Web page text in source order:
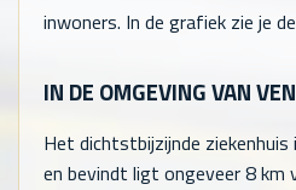
inwoners. In de grafiek zie je
IN DE OMGEVING VAN
Het dichtstbijzijnde ziekenhuis
en bevindt ligt ongeveer 8 km